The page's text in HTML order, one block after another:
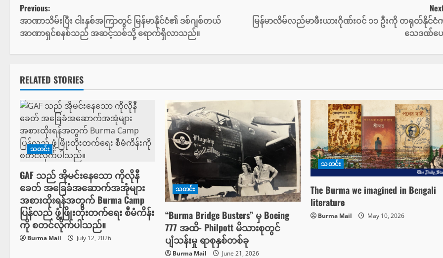
P
o
s
t
n
a
v
i
g
a
t
i
Previous:
အာဏာသိမ်းပြီး ငါးနှစ်အကြာတွင် မြန်မာနိုင်ငံ၏ ဒစ်ဂျစ်တယ်
အာဏာရှင်စနစ်သည် အဆင့်သစ်သို့ ရောက်ရှိလာသည်။
မြန်မာလိမ်လည်မာဖီးယားဂိုဏ်းဝင် ၁၁ ဦးကို တရုတ်နိုင်ငံ
သေဒဏ်ပေ
RELATED STORIES
သတင်း
GAF သည် အိုမင်းနေသော ကိုလိုနီ
ခေတ် အခြေခံအဆောက်အအုံများ
အစားထိုးရန်အတွက် Burma Camp
ပြန်လည် ဖွံ့ဖြိုးတိုးတက်ရေး စီမံကိန်း
ကို စတင်လိုက်ပါသည်။
Burma Mail July 12, 2026
သတင်း
“Burma Bridge Busters” မှ Boeing
777 အထိ- Philpott မိသားစုတွင်
ပျံသန်းမှု ရာစုနှစ်တစ်ခု
Burma Mail June 21, 2026
သတင်း
The Burma we imagined in Bengali
literature
Burma Mail May 10, 2026